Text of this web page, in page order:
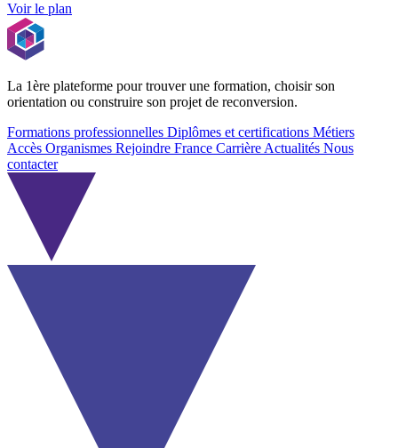
Voir le plan
La 1ère plateforme pour trouver une formation, choisir son
orientation ou construire son projet de reconversion.
Formations professionnelles Diplômes et certifications Métiers
Accès Organismes Rejoindre France Carrière Actualités Nous
contacter